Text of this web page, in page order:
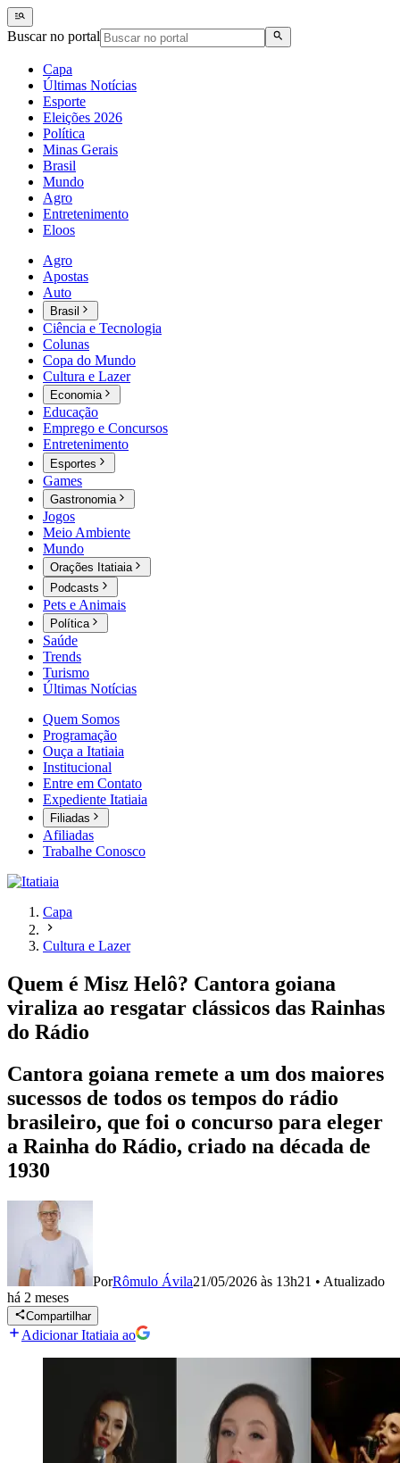
Buscar no portal
Capa
Últimas Notícias
Esporte
Eleições 2026
Política
Minas Gerais
Brasil
Mundo
Agro
Entretenimento
Eloos
Agro
Apostas
Auto
Brasil
Ciência e Tecnologia
Colunas
Copa do Mundo
Cultura e Lazer
Economia
Educação
Emprego e Concursos
Entretenimento
Esportes
Games
Gastronomia
Jogos
Meio Ambiente
Mundo
Orações Itatiaia
Podcasts
Pets e Animais
Política
Saúde
Trends
Turismo
Últimas Notícias
Quem Somos
Programação
Ouça a Itatiaia
Institucional
Entre em Contato
Expediente Itatiaia
Filiadas
Afiliadas
Trabalhe Conosco
Capa
Cultura e Lazer
Quem é Misz Helô? Cantora goiana
viraliza ao resgatar clássicos das Rainhas
do Rádio
Cantora goiana remete a um dos maiores
sucessos de todos os tempos do rádio
brasileiro, que foi o concurso para eleger
a Rainha do Rádio, criado na década de
1930
PorRômulo Ávila21/05/2026 às 13h21 • Atualizado
há 2 meses
Compartilhar
Adicionar Itatiaia ao